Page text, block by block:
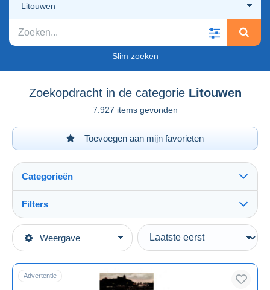
Litouwen
Slim zoeken
Zoekopdracht in de categorie Litouwen
7.927 items gevonden
Toevoegen aan mijn favorieten
Weergave
Categorieën
Topcategorieën
Europa
Filters
Type verkopen
Actief
Veiling met biedingen
Advertentie